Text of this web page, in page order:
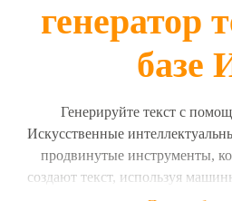
генератор
базе
Генерируйте текст с
Искусственные
продвинутые инструменты,
создают текст, используя